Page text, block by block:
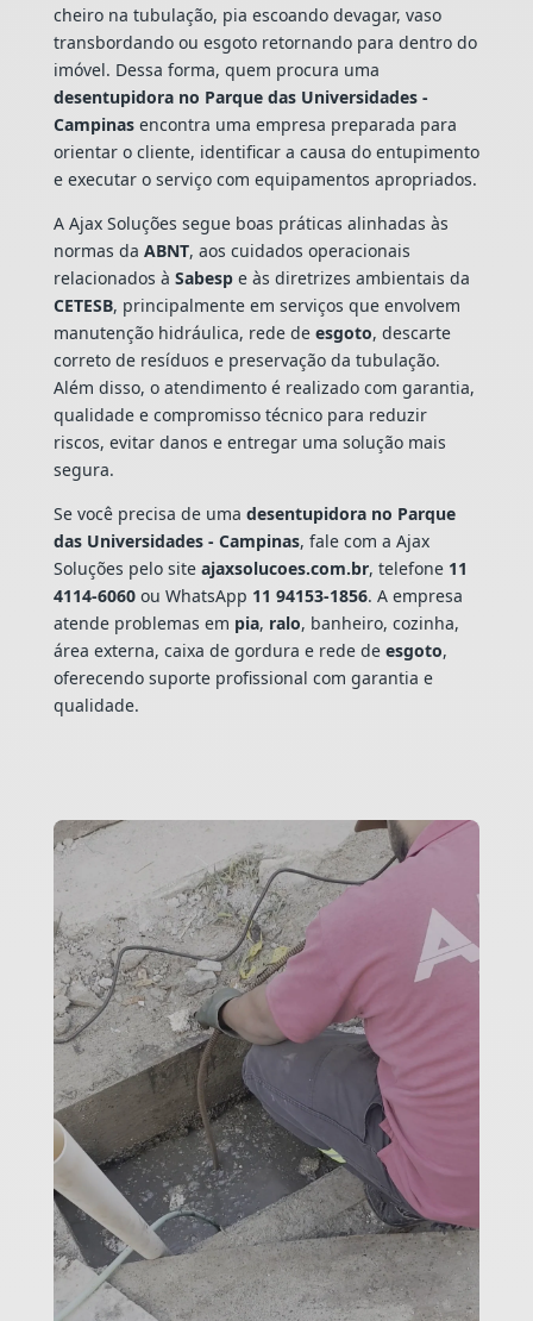
cheiro na tubulação, pia escoando devagar, vaso
transbordando ou esgoto retornando para dentro do
imóvel. Dessa forma, quem procura uma
desentupidora no Parque das Universidades -
Campinasencontra uma empresa preparada para
orientar o cliente, identificar a causa do entupimento
e executar o serviço com equipamentos apropriados.
A Ajax Soluções segue boas práticas alinhadas às
normas da ABNT, aos cuidados operacionais
relacionados à Sabespe às diretrizes ambientais da
CETESB, principalmente em serviços que envolvem
manutenção hidráulica, rede de esgoto, descarte
correto de resíduos e preservação da tubulação.
Além disso, o atendimento é realizado com garantia,
qualidade e compromisso técnico para reduzir
riscos, evitar danos e entregar uma solução mais
segura.
Se você precisa de uma desentupidora no Parque
das Universidades - Campinas, fale com a Ajax
Soluções pelo site ajaxsolucoes.com.br, telefone 11
4114-6060ou WhatsApp 11 94153-1856. A empresa
atende problemas em pia, ralo, banheiro, cozinha,
área externa, caixa de gordura e rede de esgoto,
oferecendo suporte profissional com garantia e
qualidade.